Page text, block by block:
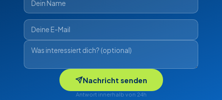
Nachricht senden
Antwort innerhalb von 24h